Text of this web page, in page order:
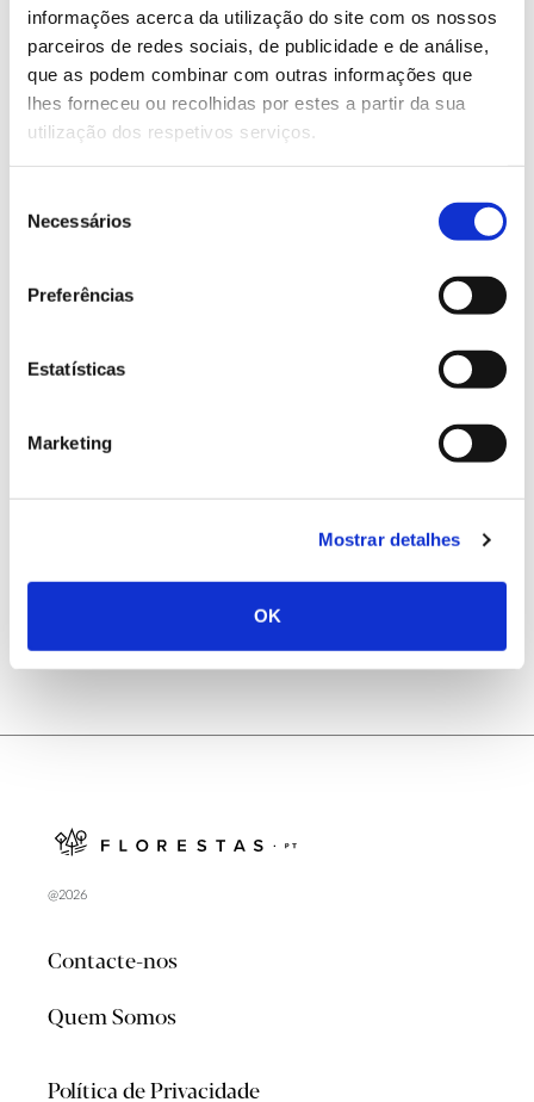
informações acerca da utilização do site com os nossos
parceiros de redes sociais, de publicidade e de análise,
que as podem combinar com outras informações que
lhes forneceu ou recolhidas por estes a partir da sua
utilização dos respetivos serviços.
Necessários
Preferências
Estatísticas
Marketing
Mostrar detalhes
OK
13.07.2026
Genoma do priolo e de outras espécies em risco:
conhecer para conservar
Registar galhas de Trichi em acácia-das-espigas:
@2026
Contacte-nos
Quem Somos
Política de Privacidade